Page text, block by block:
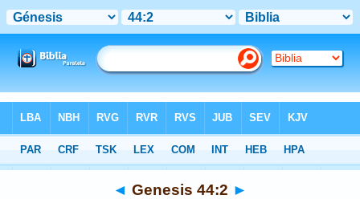
Multilingual > Genesis 44:2
◄ Genesis 44:2 ►